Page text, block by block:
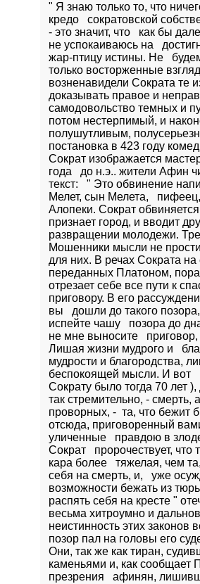
" Я знаю только то, что
кредо   сократовской
- это значит, что   как бы
не успокаиваюсь на
жар-птицу истины. Не
только восторженные
возненавидели Сократа те
доказывать правое и
самодовольство темных и
потом нестерпимый, и
полушутливым,
постановка в 423 году
Сократ изображается
года   до н.э.. жители Афин
текст:   " Это обвинение
Мелет, сын Мелета,
Алопеки. Сократ обвиняется
признает город, и вводит
развращении молодежи.
Мошенники мысли не
для них. В речах Сократа на
переданных Платоном,
отрезает себе все пути к
приговору. В его
вы   дошли до такого
испейте чашу   позора до
не мне выносите
Лишая жизни мудрого и
мудрости и благородства,
беспокоящей мысли. И вот
Сократу было тогда 70 лет ),
так стремительно, - смерть,
проворных, -  та, что
отсюда, приговоренный
уличенные   правдою в
Сократ   пророчествует,
кара более   тяжелая, чем
себя на смерть, и,   уже
возможности бежать из
распять себя на кресте "
весьма хитроумно и
неистинность этих законов
позор пал на головы его
Они, так же как тиран,
каменьями и, как сообщает
презрения   афинян,